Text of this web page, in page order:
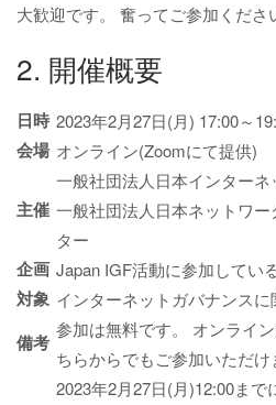
大歓迎です。 奮ってご参加くださ
2. 開催概要
日時 2023年2月27日(月) 17:00～
会場 オンライン(Zoomにて提供)
主催
一般社団法人日本インター
一般社団法人日本ネットワ
ター
企画 Japan IGF活動に参加してい
対象 インターネットガバナンス
備考
参加は無料です。 オンライ
ちらからでもご参加いただけ
2023年2月27日(月)12:00ま